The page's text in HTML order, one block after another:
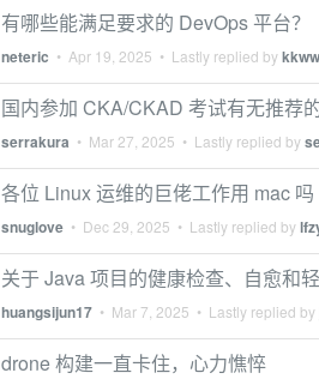
有哪些能满足要求的 DevOps 平台？
neteric • Apr 19, 2025 • Lastly replied by
国内参加 CKA/CKAD 考试有无推荐
serrakura • Mar 27, 2025 • Lastly replied by
各位 Linux 运维的巨佬工作用 mac 吗
snuglove • Dec 29, 2025 • Lastly replied by
关于 Java 项目的健康检查、自愈和
huangsijun17 • Mar 7, 2025 • Lastly replied by
drone 构建一直卡住，心力憔悴